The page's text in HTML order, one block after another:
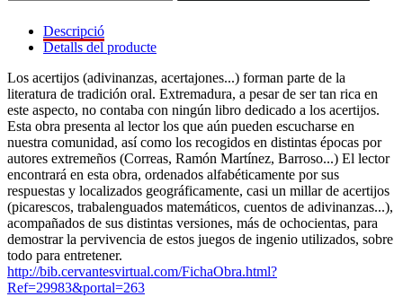
Descripció
Detalls del producte
Los acertijos (adivinanzas, acertajones...) forman parte de la
literatura de tradición oral. Extremadura, a pesar de ser tan rica en
este aspecto, no contaba con ningún libro dedicado a los acertijos.
Esta obra presenta al lector los que aún pueden escucharse en
nuestra comunidad, así como los recogidos en distintas épocas por
autores extremeños (Correas, Ramón Martínez, Barroso...) El lector
encontrará en esta obra, ordenados alfabéticamente por sus
respuestas y localizados geográficamente, casi un millar de acertijos
(picarescos, trabalenguados matemáticos, cuentos de adivinanzas...),
acompañados de sus distintas versiones, más de ochocientas, para
demostrar la pervivencia de estos juegos de ingenio utilizados, sobre
todo para entretener.
http://bib.cervantesvirtual.com/FichaObra.html?
Ref=29983&portal=263